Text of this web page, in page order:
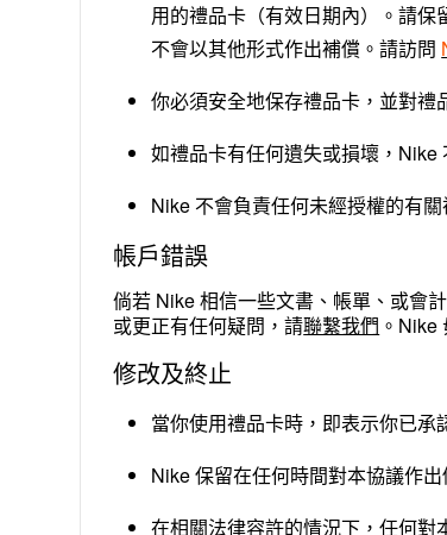
用的禮品卡（有效日期內）。請
不會以其他形式作出補償。請訪問
你必須安全地保存禮品卡，並對禮
如禮品卡有任何遺失或損壞，Nike
Nike 不會負責任何未經授權的有關
帳戶錯誤
倘若 Nike 相信一些文書、帳單、或會
或更正有任何疑問，請聯繫我們 。Nike
修改及終止
當你使用禮品卡時，即表示你已承
Nike 保留在任何時間對本協議作出
在相關法律容許的情況下，任何對